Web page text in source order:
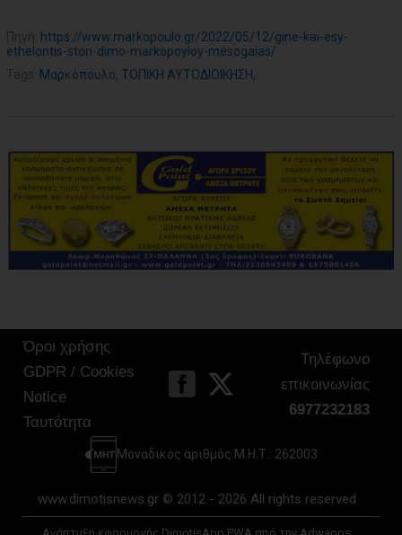
Πηγή: https://www.markopoulo.gr/2022/05/12/gine-kai-esy-
ethelontis-ston-dimo-markopoyloy-mesogaias/
Tags: Μαρκόπουλο, ΤΟΠΙΚΗ ΑΥΤΟΔΙΟΙΚΗΣΗ,
Όροι χρήσης
GDPR / Cookies
Notice
Ταυτότητα
Τηλέφωνο
επικοινωνίας
6977232183
Μοναδικός αριθμός Μ.Η.Τ.: 262003
www.dimotisnews.gr © 2012 - 2026 All rights reserved